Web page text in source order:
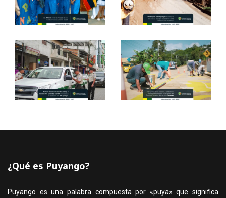
¿Qué es Puyango?
Puyango es una palabra compuesta por «puya» que significa